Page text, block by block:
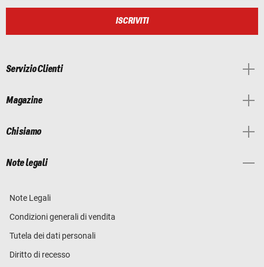
ISCRIVITI
Servizio Clienti
Magazine
Chi siamo
Note legali
Note Legali
Condizioni generali di vendita
Tutela dei dati personali
Diritto di recesso